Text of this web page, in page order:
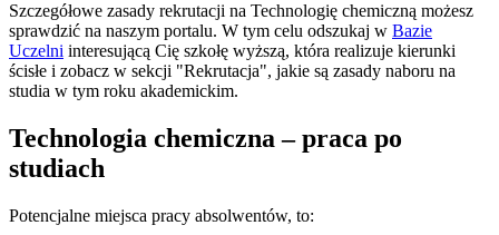
Szczegółowe zasady rekrutacji na Technologię chemiczną możesz
sprawdzić na naszym portalu. W tym celu odszukaj w Bazie
Uczelni interesującą Cię szkołę wyższą, która realizuje kierunki
ścisłe i zobacz w sekcji "Rekrutacja", jakie są zasady naboru na
studia w tym roku akademickim.
Technologia chemiczna – praca po
studiach
Potencjalne miejsca pracy absolwentów, to: